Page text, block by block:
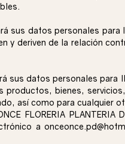
sus datos personales
y deriven de la relación
sus datos personales
bienes,
así como para cualquier
FLORERIA
a